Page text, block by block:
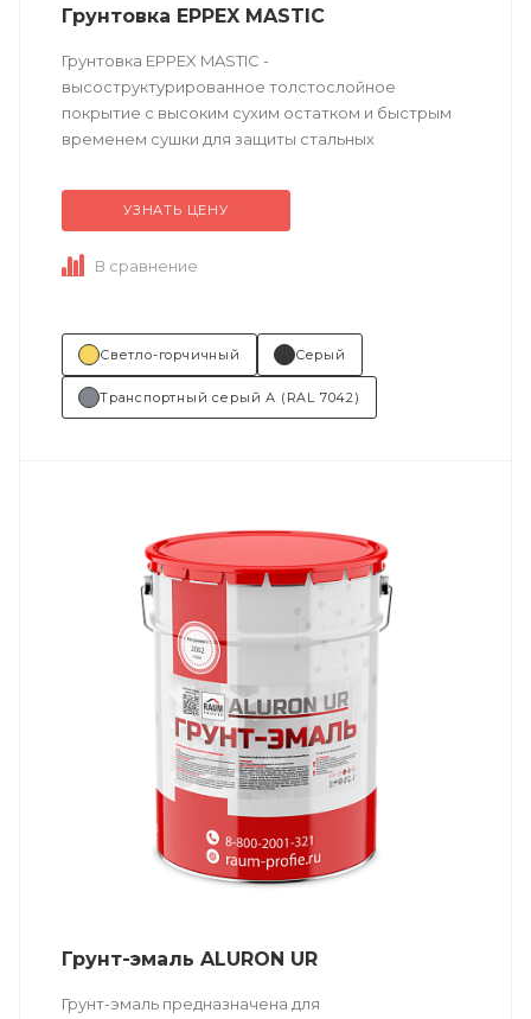
Грунтовка EPPEX MASTIC
Грунтовка EPPEX MASTIC -
высоструктурированное толстослойное
покрытие с высоким сухим остатком и быстрым
временем сушки для защиты стальных
Техническое описание
Состав (тип связующего):...
УЗНАТЬ ЦЕНУ
В сравнение
Светло-горчичный Серый
Транспортный серый А (RAL 7042)
Грунт-эмаль ALURON UR
Грунт-эмаль предназначена для